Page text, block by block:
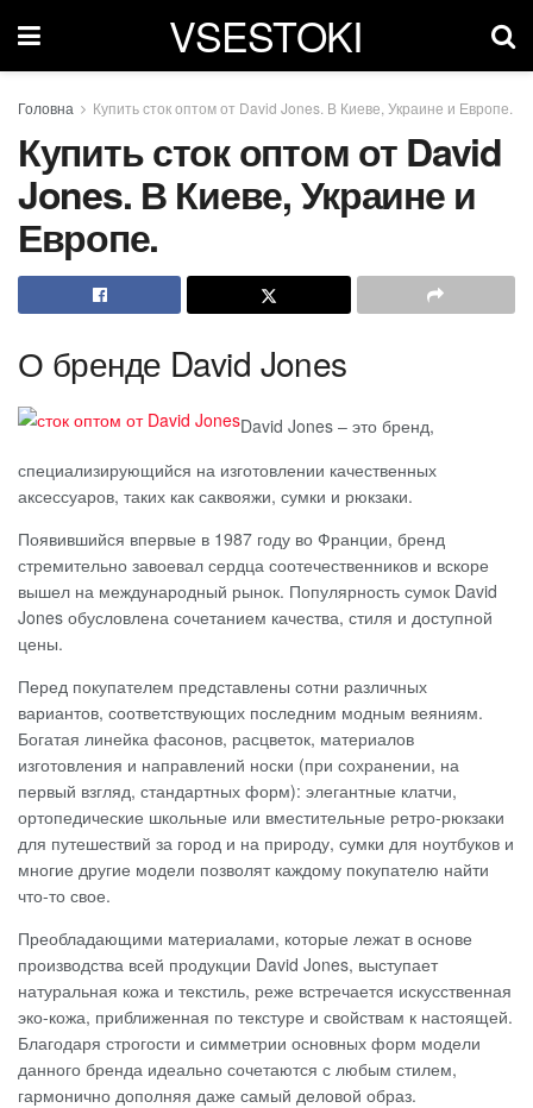
VSESTOKI
Головна Купить сток оптом от David Jones. В Киеве, Украине и Европе.
Купить сток оптом от David
Jones. В Киеве, Украине и
Европе.
О бренде David Jones
David Jones ‒ это бренд,
специализирующийся на изготовлении качественных
аксессуаров, таких как саквояжи, сумки и рюкзаки.
Появившийся впервые в 1987 году во Франции, бренд
стремительно завоевал сердца соотечественников и вскоре
вышел на международный рынок. Популярность сумок David
Jones обусловлена сочетанием качества, стиля и доступной
цены.
Перед покупателем представлены сотни различных
вариантов, соответствующих последним модным веяниям.
Богатая линейка фасонов, расцветок, материалов
изготовления и направлений носки (при сохранении, на
первый взгляд, стандартных форм): элегантные клатчи,
ортопедические школьные или вместительные ретро-рюкзаки
для путешествий за город и на природу, сумки для ноутбуков и
многие другие модели позволят каждому покупателю найти
что-то свое.
Преобладающими материалами, которые лежат в основе
производства всей продукции David Jones, выступает
натуральная кожа и текстиль, реже встречается искусственная
эко-кожа, приближенная по текстуре и свойствам к настоящей.
Благодаря строгости и симметрии основных форм модели
данного бренда идеально сочетаются с любым стилем,
гармонично дополняя даже самый деловой образ.